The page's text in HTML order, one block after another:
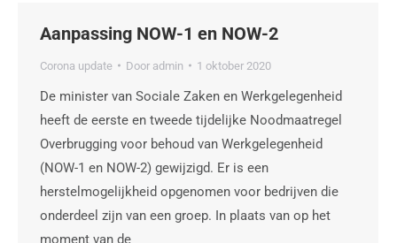
Aanpassing NOW-1 en NOW-2
Corona update Door admin 1 oktober 2020
De minister van Sociale Zaken en Werkgelegenheid
heeft de eerste en tweede tijdelijke Noodmaatregel
Overbrugging voor behoud van Werkgelegenheid
(NOW-1 en NOW-2) gewijzigd. Er is een
herstelmogelijkheid opgenomen voor bedrijven die
onderdeel zijn van een groep. In plaats van op het
moment van de